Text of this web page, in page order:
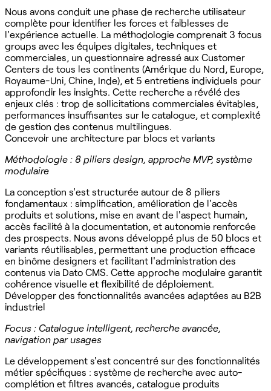
Nous avons conduit une phase de recherche utilisateur
complète pour identifier les forces et faiblesses de
l'expérience actuelle. La méthodologie comprenait 3 focus
groups avec les équipes digitales, techniques et
commerciales, un questionnaire adressé aux Customer
Centers de tous les continents (Amérique du Nord, Europe,
Royaume-Uni, Chine, Inde), et 5 entretiens individuels pour
approfondir les insights. Cette recherche a révélé des
enjeux clés : trop de sollicitations commerciales évitables,
performances insuffisantes sur le catalogue, et complexité
de gestion des contenus multilingues.
Concevoir une architecture par blocs et variants
Méthodologie : 8 piliers design, approche MVP, système
modulaire
La conception s'est structurée autour de 8 piliers
fondamentaux : simplification, amélioration de l'accès
produits et solutions, mise en avant de l'aspect humain,
accès facilité à la documentation, et autonomie renforcée
des prospects. Nous avons développé plus de 50 blocs et
variants réutilisables, permettant une production efficace
en binôme designers et facilitant l'administration des
contenus via Dato CMS. Cette approche modulaire garantit
cohérence visuelle et flexibilité de déploiement.
Développer des fonctionnalités avancées adaptées au B2B
industriel
Focus : Catalogue intelligent, recherche avancée,
navigation par usages
Le développement s'est concentré sur des fonctionnalités
métier spécifiques : système de recherche avec auto-
complétion et filtres avancés, catalogue produits